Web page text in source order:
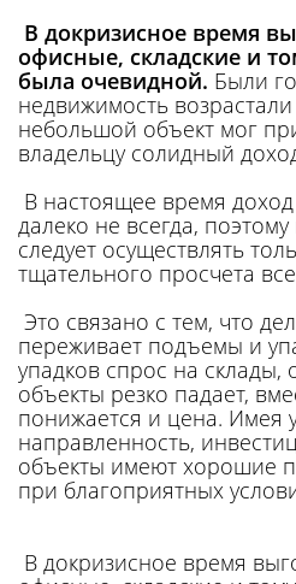
В докризисное время
офисные, складские и
была очевидной. Были
недвижимость
небольшой объект мог
владельцу солидный
В настоящее время
далеко не всегда,
следует осуществлять
тщательного просчета
Это связано с тем, что
переживает подъемы и
упадков спрос на склады,
объекты резко падает,
понижается и цена. Имея
направленность,
объекты имеют хорошие
при благоприятных
В докризисное время